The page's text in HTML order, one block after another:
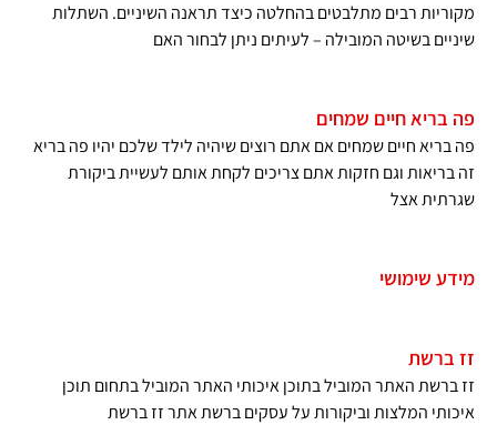
מקוריות רבים מתלבטים בהחלטה כיצד תראנה השיניים. השתלות
שיניים בשיטה המובילה – לעיתים ניתן לבחור האם
פה בריא חיים שמחים
פה בריא חיים שמחים אם אתם רוצים שיהיה לילד שלכם יהיו פה בריא
זה בריאות וגם חזקות אתם צריכים לקחת אותם לעשיית ביקורת
שגרתית אצל
מידע שימושי
זז ברשת
זז ברשת האתר המוביל בתוכן איכותי האתר המוביל בתחום תוכן
איכותי המלצות וביקורות על עסקים ברשת אתר זז ברשת